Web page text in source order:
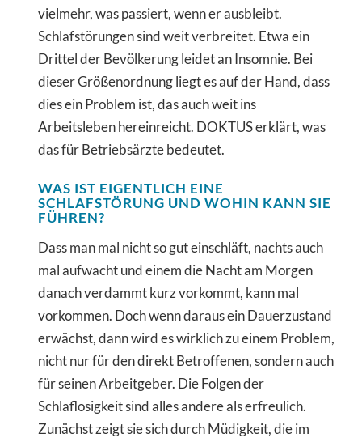
vielmehr, was passiert, wenn er ausbleibt.
Schlafstörungen sind weit verbreitet. Etwa ein
Drittel der Bevölkerung leidet an Insomnie. Bei
dieser Größenordnung liegt es auf der Hand, dass
dies ein Problem ist, das auch weit ins
Arbeitsleben hereinreicht. DOKTUS erklärt, was
das für Betriebsärzte bedeutet.
WAS IST EIGENTLICH EINE
SCHLAFSTÖRUNG UND WOHIN KANN SIE
FÜHREN?
Dass man mal nicht so gut einschläft, nachts auch
mal aufwacht und einem die Nacht am Morgen
danach verdammt kurz vorkommt, kann mal
vorkommen. Doch wenn daraus ein Dauerzustand
erwächst, dann wird es wirklich zu einem Problem,
nicht nur für den direkt Betroffenen, sondern auch
für seinen Arbeitgeber. Die Folgen der
Schlaflosigkeit sind alles andere als erfreulich.
Zunächst zeigt sie sich durch Müdigkeit, die im